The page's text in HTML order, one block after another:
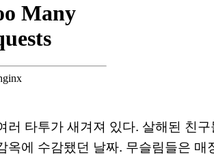
러 타투가 새겨져 있다. 살해된 친
옥에 수감됐던 날짜. 무슬림들은